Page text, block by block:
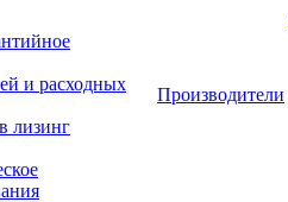
и расходных
лизинг
Производители